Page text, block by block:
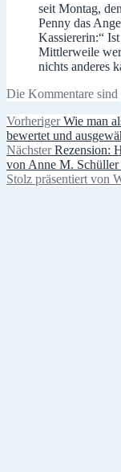
seit Montag,
Penny das
Kassiererin:“
Mittlerweile
nichts anderes
Die Kommentare sind
Vorheriger Vorheriger
Beitrag:
Wie man
bewertet und
Nächster Nächster
Beitrag:
Rezension:
von Anne M.
Stolz präsentiert von